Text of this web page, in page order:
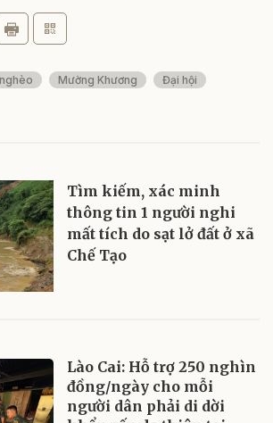
Mường Khương
Đại hội
Tìm kiếm, xác minh
thông tin 1 người nghi
mất tích do sạt lở đất ở xã
Chế Tạo
Lào Cai: Hỗ trợ 250 nghìn
đồng/ngày cho mỗi
người dân phải di dời